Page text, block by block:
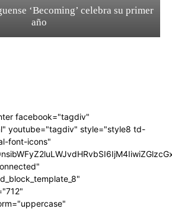
‘Becoming’ celebra su primer
año
facebook="tagdiv"
youtube="tagdiv" style="style8 td-
font-icons"